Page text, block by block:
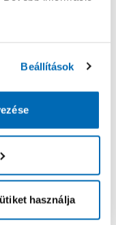
Beállítások
használja